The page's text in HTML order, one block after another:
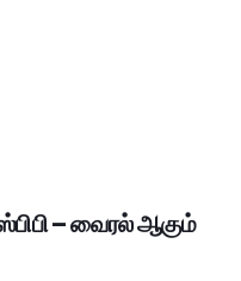
– வைரல் ஆகும்